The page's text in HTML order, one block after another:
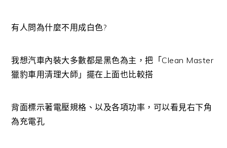
有人問為什麼不用成白色?
我想汽車內裝大多數都是黑色為主，把「Clean Master
獵豹車用清理大師」擺在上面也比較搭
背面標示著電壓規格、以及各項功率，可以看見右下角
為充電孔